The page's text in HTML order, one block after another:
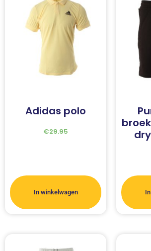
Adidas polo
€29.95
In winkelwagen